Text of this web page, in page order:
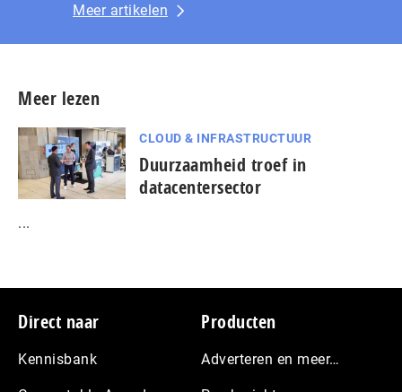
Meer artikelen
Meer lezen
CLOUD & INFRASTRUCTUUR
Duurzaamheid troef in
datacentersector
...
Footer
Direct naar
Kennisbank
Producten
Adverteren en meer…